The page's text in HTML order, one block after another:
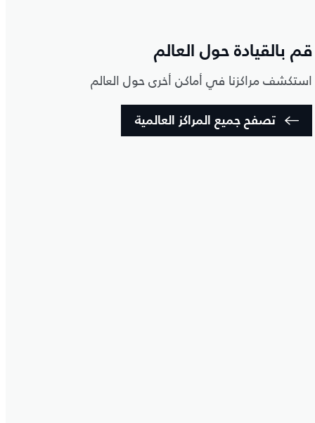
قم بالقيادة حول العالم
استكشف مراكزنا في أماكن أخرى حول العالم
تصفح جميع المراكز العالمية